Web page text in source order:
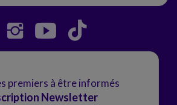
premiers à être informés
Newsletter